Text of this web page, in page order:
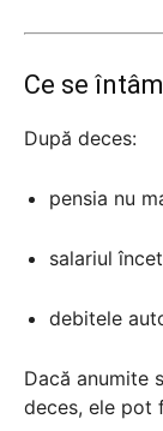
Ce se
După deces:
pensia nu
salariul
debitele
Dacă anumite
deces, ele pot